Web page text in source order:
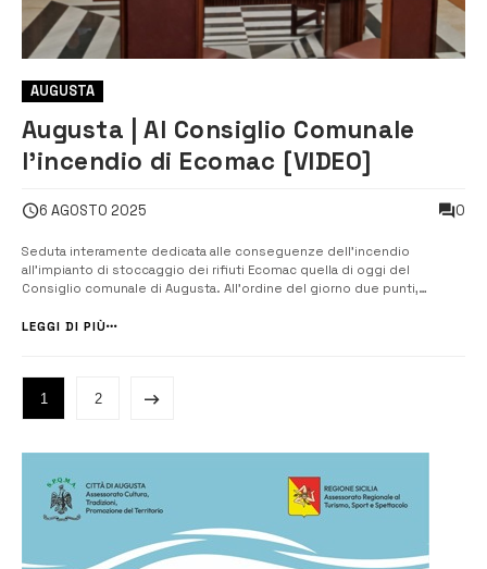
AUGUSTA
Augusta | Al Consiglio Comunale
l’incendio di Ecomac [VIDEO]
6 AGOSTO 2025 0
Seduta interamente dedicata alle conseguenze dell’incendio
all’impianto di stoccaggio dei rifiuti Ecomac quella di oggi del
Consiglio comunale di Augusta. All’ordine del giorno due punti,
interrogazione presentata dai consiglieri di opposizione sulle
LEGGI DI PIÙ
1 2